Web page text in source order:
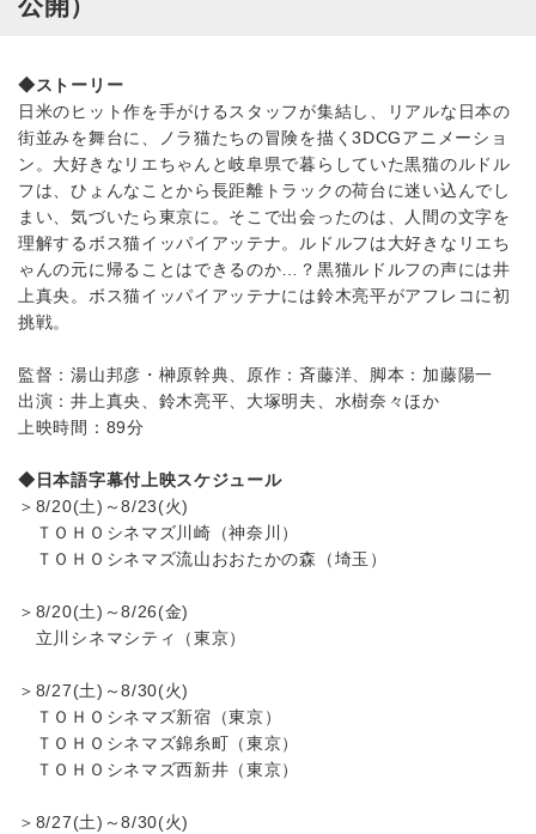
◆ストーリー
日米のヒット作を手がけるスタッフが集結し、リアルな日本の
街並みを舞台に、ノラ猫たちの冒険を描く3DCGアニメーショ
ン。大好きなリエちゃんと岐阜県で暮らしていた黒猫のルドル
フは、ひょんなことから長距離トラックの荷台に迷い込んでし
まい、気づいたら東京に。そこで出会ったのは、人間の文字を
理解するボス猫イッパイアッテナ。ルドルフは大好きなリエち
ゃんの元に帰ることはできるのか…？黒猫ルドルフの声には井
上真央。ボス猫イッパイアッテナには鈴木亮平がアフレコに初
挑戦。
監督：湯山邦彦・榊原幹典、原作：斉藤洋、脚本：加藤陽一
出演：井上真央、鈴木亮平、大塚明夫、水樹奈々ほか
上映時間：89分
◆日本語字幕付上映スケジュール
＞8/20(土)～8/23(火)
ＴＯＨＯシネマズ川崎（神奈川）
ＴＯＨＯシネマズ流山おおたかの森（埼玉）
＞8/20(土)～8/26(金)
立川シネマシティ（東京）
＞8/27(土)～8/30(火)
ＴＯＨＯシネマズ新宿（東京）
ＴＯＨＯシネマズ錦糸町（東京）
ＴＯＨＯシネマズ西新井（東京）
＞8/27(土)～8/30(火)